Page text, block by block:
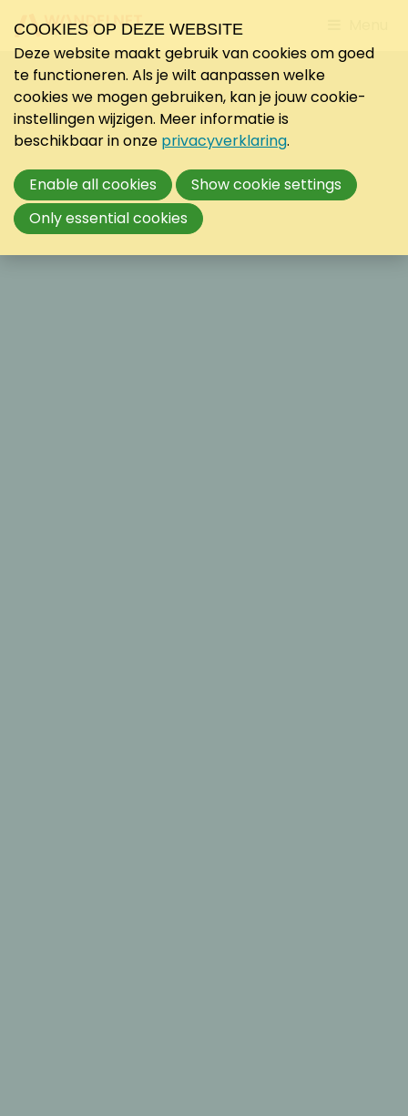
to
COOKIES OP DEZE WEBSITE
Deze website maakt gebruik van cookies om goed
te functioneren. Als je wilt aanpassen welke
cookies we mogen gebruiken, kan je jouw cookie-
instellingen wijzigen. Meer informatie is
beschikbaar in onze privacyverklaring.
Enable all cookies
Show cookie settings
Only essential cookies